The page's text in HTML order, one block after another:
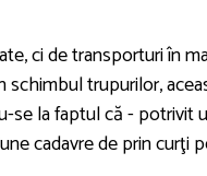
ci de transporturi în
trupurilor,
se la faptul că - potrivit
cadavre de prin curţi